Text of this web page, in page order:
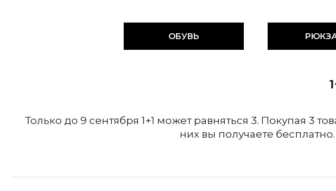
ОБУВЬ
Только до 9 сентября 1+1 может равняться 3. Покупая 3
них вы получаете